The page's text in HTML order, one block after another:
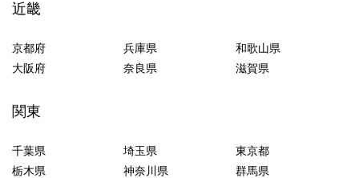
近畿
京都府 兵庫県
和歌山県
大阪府
奈良県 滋賀県
関東
千葉県 埼玉県
東京都
栃木県
神奈川県
群馬県